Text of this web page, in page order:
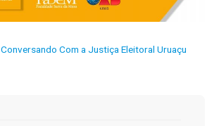
Conversando Com a Justiça Eleitoral Uruaçu